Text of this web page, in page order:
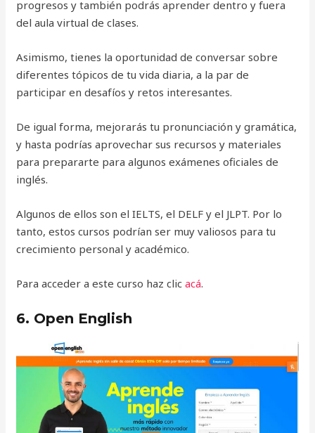
progresos y también podrás aprender dentro y fuera
del aula virtual de clases.
Asimismo, tienes la oportunidad de conversar sobre
diferentes tópicos de tu vida diaria, a la par de
participar en desafíos y retos interesantes.
De igual forma, mejorarás tu pronunciación y gramática,
y hasta podrías aprovechar sus recursos y materiales
para prepararte para algunos exámenes oficiales de
inglés.
Algunos de ellos son el IELTS, el DELF y el JLPT. Por lo
tanto, estos cursos podrían ser muy valiosos para tu
crecimiento personal y académico.
Para acceder a este curso haz clicacá.
6. Open English